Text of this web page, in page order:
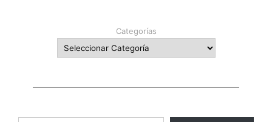
Categorías
Escribe tu correo electrónico…